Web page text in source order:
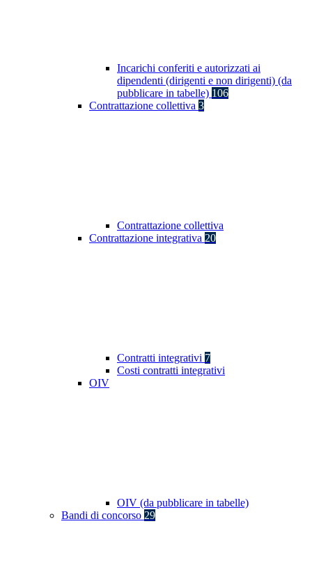
Incarichi conferiti e autorizzati ai
dipendenti (dirigenti e non dirigenti) (da
pubblicare in tabelle) 106
Contrattazione collettiva 3
Contrattazione collettiva
Contrattazione integrativa 20
Contratti integrativi 7
Costi contratti integrativi
OIV
OIV (da pubblicare in tabelle)
Bandi di concorso 29